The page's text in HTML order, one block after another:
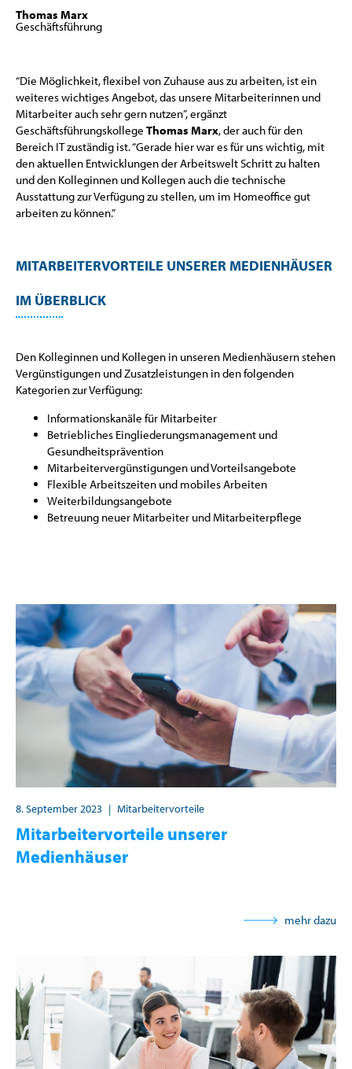
Thomas Marx
Geschäftsführung
“Die Möglichkeit, flexibel von Zuhause aus zu arbeiten, ist ein
weiteres wichtiges Angebot, das unsere Mitarbeiterinnen und
Mitarbeiter auch sehr gern nutzen”, ergänzt
Geschäftsführungskollege Thomas Marx, der auch für den
Bereich IT zuständig ist. “Gerade hier war es für uns wichtig, mit
den aktuellen Entwicklungen der Arbeitswelt Schritt zu halten
und den Kolleginnen und Kollegen auch die technische
Ausstattung zur Verfügung zu stellen, um im Homeoffice gut
arbeiten zu können.”
MITARBEITERVORTEILE UNSERER MEDIENHÄUSER
IM ÜBERBLICK
Den Kolleginnen und Kollegen in unseren Medienhäusern stehen
Vergünstigungen und Zusatzleistungen in den folgenden
Kategorien zur Verfügung:
Informationskanäle für Mitarbeiter
Betriebliches Eingliederungsmanagement und
Gesundheitsprävention
Mitarbeitervergünstigungen und Vorteilsangebote
Flexible Arbeitszeiten und mobiles Arbeiten
Weiterbildungsangebote
Betreuung neuer Mitarbeiter und Mitarbeiterpflege
8. September 2023 | Mitarbeitervorteile
Mitarbeitervorteile unserer
Medienhäuser
mehr dazu